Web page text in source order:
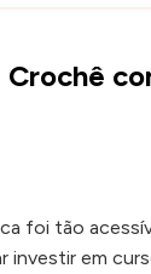
foi tão
investir em